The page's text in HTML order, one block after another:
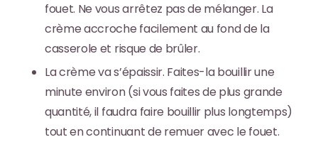
fouet. Ne vous arrêtez pas de mélanger. La
crème accroche facilement au fond de la
casserole et risque de brûler.
La crème va s’épaissir. Faites-la bouillir une
minute environ (si vous faites de plus grande
quantité, il faudra faire bouillir plus longtemps)
tout en continuant de remuer avec le fouet.